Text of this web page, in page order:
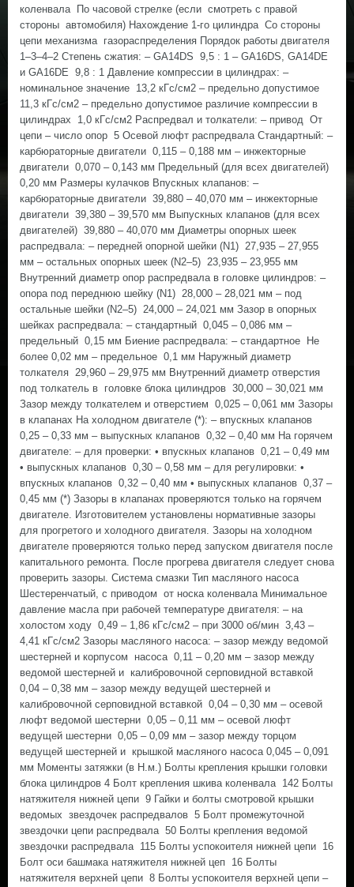
коленвала По часовой стрелке (если смотреть с правой
стороны автомобиля) Нахождение 1-го цилиндра Со стороны
цепи механизма газораспределения Порядок работы двигателя
1–3–4–2 Степень сжатия: – GA14DS 9,5 : 1 – GA16DS, GA14DE
и GA16DE 9,8 : 1 Давление компрессии в цилиндрах: –
номинальное значение 13,2 кГс/см2 – предельно допустимое
11,3 кГс/см2 – предельно допустимое различие компрессии в
цилиндрах 1,0 кГс/см2 Распредвал и толкатели: – привод От
цепи – число опор 5 Осевой люфт распредвала Стандартный: –
карбюраторные двигатели 0,115 – 0,188 мм – инжекторные
двигатели 0,070 – 0,143 мм Предельный (для всех двигателей)
0,20 мм Размеры кулачков Впускных клапанов: –
карбюраторные двигатели 39,880 – 40,070 мм – инжекторные
двигатели 39,380 – 39,570 мм Выпускных клапанов (для всех
двигателей) 39,880 – 40,070 мм Диаметры опорных шеек
распредвала: – передней опорной шейки (N1) 27,935 – 27,955
мм – остальных опорных шеек (N2–5) 23,935 – 23,955 мм
Внутренний диаметр опор распредвала в головке цилиндров: –
опора под переднюю шейку (N1) 28,000 – 28,021 мм – под
остальные шейки (N2–5) 24,000 – 24,021 мм Зазор в опорных
шейках распредвала: – стандартный 0,045 – 0,086 мм –
предельный 0,15 мм Биение распредвала: – стандартное Не
более 0,02 мм – предельное 0,1 мм Наружный диаметр
толкателя 29,960 – 29,975 мм Внутренний диаметр отверстия
под толкатель в головке блока цилиндров 30,000 – 30,021 мм
Зазор между толкателем и отверстием 0,025 – 0,061 мм Зазоры
в клапанах На холодном двигателе (*): – впускных клапанов
0,25 – 0,33 мм – выпускных клапанов 0,32 – 0,40 мм На горячем
двигателе: – для проверки: • впускных клапанов 0,21 – 0,49 мм
• выпускных клапанов 0,30 – 0,58 мм – для регулировки: •
впускных клапанов 0,32 – 0,40 мм • выпускных клапанов 0,37 –
0,45 мм (*) Зазоры в клапанах проверяются только на горячем
двигателе. Изготовителем установлены нормативные зазоры
для прогретого и холодного двигателя. Зазоры на холодном
двигателе проверяются только перед запуском двигателя после
капитального ремонта. После прогрева двигателя следует снова
проверить зазоры. Система смазки Тип масляного насоса
Шестеренчатый, с приводом от носка коленвала Минимальное
давление масла при рабочей температуре двигателя: – на
холостом ходу 0,49 – 1,86 кГс/см2 – при 3000 об/мин 3,43 –
4,41 кГс/см2 Зазоры масляного насоса: – зазор между ведомой
шестерней и корпусом насоса 0,11 – 0,20 мм – зазор между
ведомой шестерней и калибровочной серповидной вставкой
0,04 – 0,38 мм – зазор между ведущей шестерней и
калибровочной серповидной вставкой 0,04 – 0,30 мм – осевой
люфт ведомой шестерни 0,05 – 0,11 мм – осевой люфт
ведущей шестерни 0,05 – 0,09 мм – зазор между торцом
ведущей шестерней и крышкой масляного насоса 0,045 – 0,091
мм Моменты затяжки (в Н.м.) Болты крепления крышки головки
блока цилиндров 4 Болт крепления шкива коленвала 142 Болты
натяжителя нижней цепи 9 Гайки и болты смотровой крышки
ведомых звездочек распредвалов 5 Болт промежуточной
звездочки цепи распредвала 50 Болты крепления ведомой
звездочки распредвала 115 Болты успокоителя нижней цепи 16
Болт оси башмака натяжителя нижней цеп 16 Болты
натяжителя верхней цепи 8 Болты успокоителя верхней цепи –